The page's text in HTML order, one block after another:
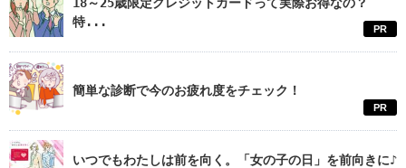
特...
PR
簡単な診断で今のお疲れ度をチェック！
PR
いつでもわたしは前を向く。「女の子の日」を前向きに♪